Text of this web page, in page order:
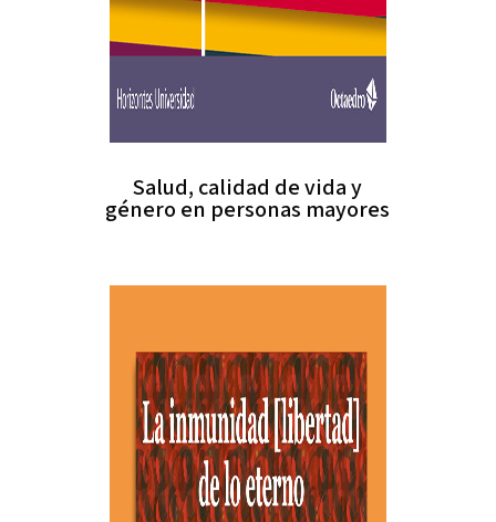
Salud, calidad de vida y
género en personas mayores